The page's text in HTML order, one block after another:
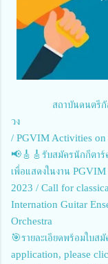
สถาบันดนตรีกัลยาณิ
วง
/ PGVIM Activities on
📢🎸🎸รับสมัครนักกีตา
เพื่อแสดงในงาน
2023 / Call for
Internation Guitar
Orchestra
🎯รายละเอียดพร้อมใบส
application, please